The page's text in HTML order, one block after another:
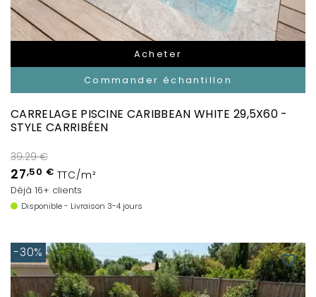
Acheter
Commander échantillon
CARRELAGE PISCINE CARIBBEAN WHITE 29,5X60 -
STYLE CARRIBÉEN
39.29 €
27,50 € TTC/m²
Déjà 16+ clients
Disponible - Livraison 3-4 jours
favorite_border
-30%